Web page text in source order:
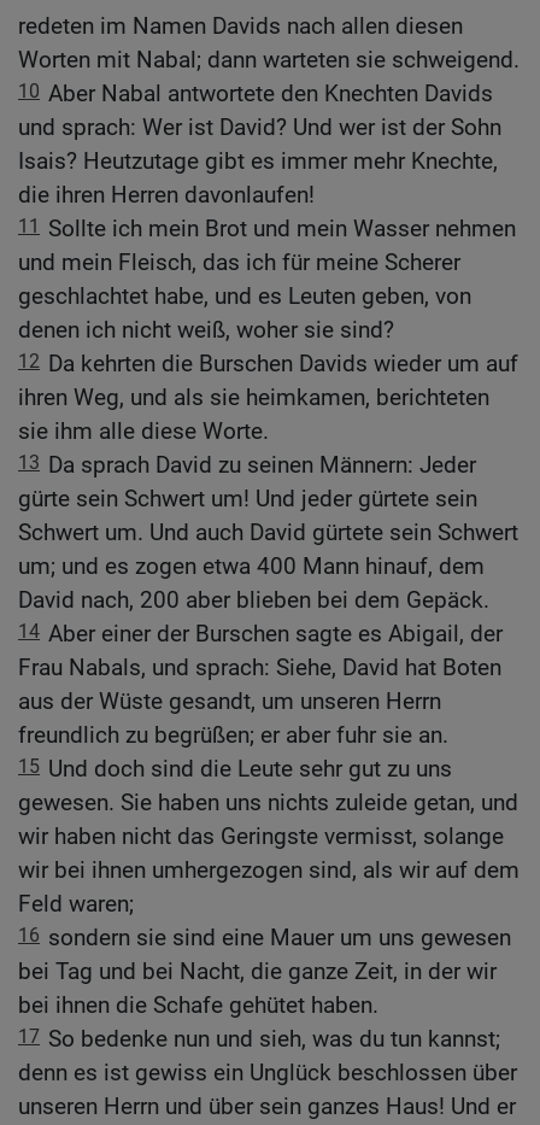
redeten im Namen Davids nach allen diesen
Worten mit Nabal; dann warteten sie schweigend.
10 Aber Nabal antwortete den Knechten Davids
und sprach: Wer ist David? Und wer ist der Sohn
Isais? Heutzutage gibt es immer mehr Knechte,
die ihren Herren davonlaufen!
11
Sollte ich mein Brot und mein Wasser nehmen
und mein Fleisch, das ich für meine Scherer
geschlachtet habe, und es Leuten geben, von
denen ich nicht weiß, woher sie sind?
12 Da kehrten die Burschen Davids wieder um auf
ihren Weg, und als sie heimkamen, berichteten
sie ihm alle diese Worte.
13 Da sprach David zu seinen Männern: Jeder
gürte sein Schwert um! Und jeder gürtete sein
Schwert um. Und auch David gürtete sein Schwert
um; und es zogen etwa 400 Mann hinauf, dem
David nach, 200 aber blieben bei dem Gepäck.
14 Aber einer der Burschen sagte es Abigail, der
Frau Nabals, und sprach: Siehe, David hat Boten
aus der Wüste gesandt, um unseren Herrn
freundlich zu begrüßen; er aber fuhr sie an.
15 Und doch sind die Leute sehr gut zu uns
gewesen. Sie haben uns nichts zuleide getan, und
wir haben nicht das Geringste vermisst, solange
wir bei ihnen umhergezogen sind, als wir auf dem
Feld waren;
16 sondern sie sind eine Mauer um uns gewesen
bei Tag und bei Nacht, die ganze Zeit, in der wir
bei ihnen die Schafe gehütet haben.
17 So bedenke nun und sieh, was du tun kannst;
denn es ist gewiss ein Unglück beschlossen über
unseren Herrn und über sein ganzes Haus! Und er